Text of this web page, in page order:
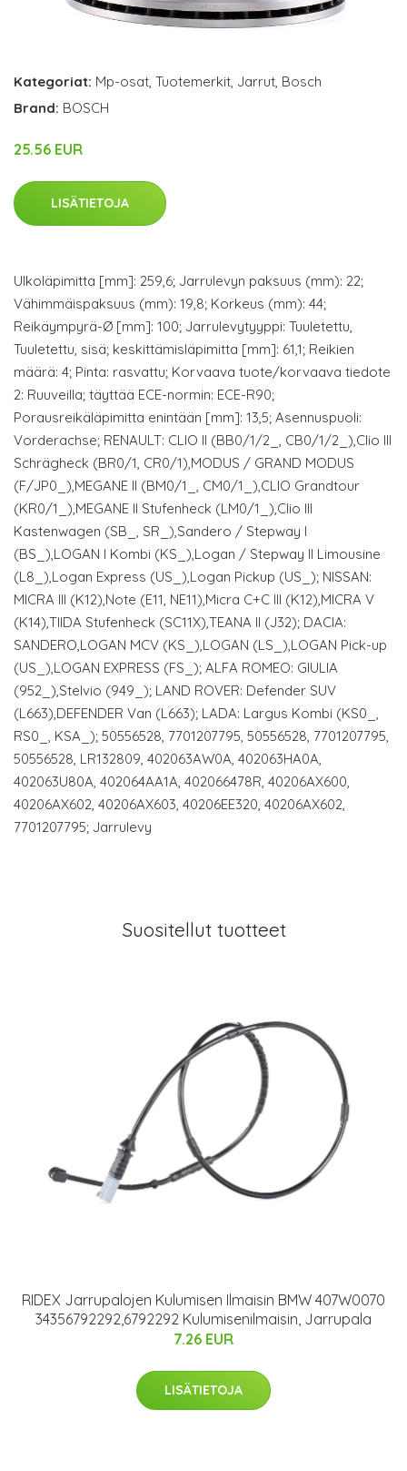
Kategoriat: Mp-osat, Tuotemerkit, Jarrut, Bosch
Brand: BOSCH
25.56 EUR
LISÄTIETOJA
Ulkoläpimitta [mm]: 259,6; Jarrulevyn paksuus (mm): 22;
Vähimmäispaksuus (mm): 19,8; Korkeus (mm): 44;
Reikäympyrä-Ø [mm]: 100; Jarrulevytyyppi: Tuuletettu,
Tuuletettu, sisä; keskittämisläpimitta [mm]: 61,1; Reikien
määrä: 4; Pinta: rasvattu; Korvaava tuote/korvaava tiedote
2: Ruuveilla; täyttää ECE-normin: ECE-R90;
Porausreikäläpimitta enintään [mm]: 13,5; Asennuspuoli:
Vorderachse; RENAULT: CLIO II (BB0/1/2_, CB0/1/2_),Clio III
Schrägheck (BR0/1, CR0/1),MODUS / GRAND MODUS
(F/JP0_),MEGANE II (BM0/1_, CM0/1_),CLIO Grandtour
(KR0/1_),MEGANE II Stufenheck (LM0/1_),Clio III
Kastenwagen (SB_, SR_),Sandero / Stepway I
(BS_),LOGAN I Kombi (KS_),Logan / Stepway II Limousine
(L8_),Logan Express (US_),Logan Pickup (US_); NISSAN:
MICRA III (K12),Note (E11, NE11),Micra C+C III (K12),MICRA V
(K14),TIIDA Stufenheck (SC11X),TEANA II (J32); DACIA:
SANDERO,LOGAN MCV (KS_),LOGAN (LS_),LOGAN Pick-up
(US_),LOGAN EXPRESS (FS_); ALFA ROMEO: GIULIA
(952_),Stelvio (949_); LAND ROVER: Defender SUV
(L663),DEFENDER Van (L663); LADA: Largus Kombi (KS0_,
RS0_, KSA_); 50556528, 7701207795, 50556528, 7701207795,
50556528, LR132809, 402063AW0A, 402063HA0A,
402063U80A, 402064AA1A, 402066478R, 40206AX600,
40206AX602, 40206AX603, 40206EE320, 40206AX602,
7701207795; Jarrulevy
Suositellut tuotteet
RIDEX Jarrupalojen Kulumisen Ilmaisin BMW 407W0070
34356792292,6792292 Kulumisenilmaisin, Jarrupala
7.26 EUR
LISÄTIETOJA